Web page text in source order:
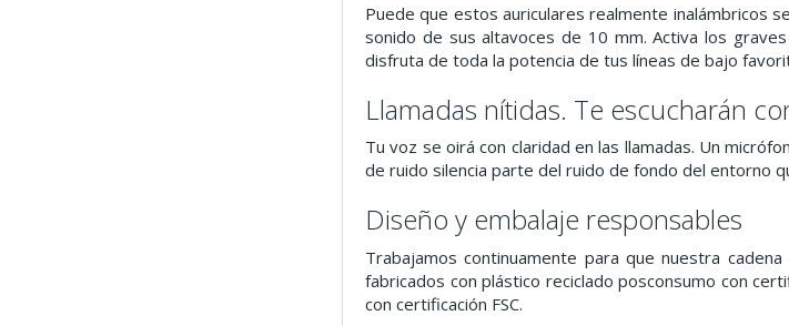
Puede que estos auriculares realmente inalámbricos
sonido de sus altavoces de 10 mm. Activa los
disfruta de toda la potencia de tus líneas de bajo
Llamadas nítidas. Te escucharán
Tu voz se oirá con claridad en las llamadas. Un
de ruido silencia parte del ruido de fondo del entorno
Diseño y embalaje responsables
Trabajamos continuamente para que nuestra
fabricados con plástico reciclado posconsumo con
con certificación FSC.